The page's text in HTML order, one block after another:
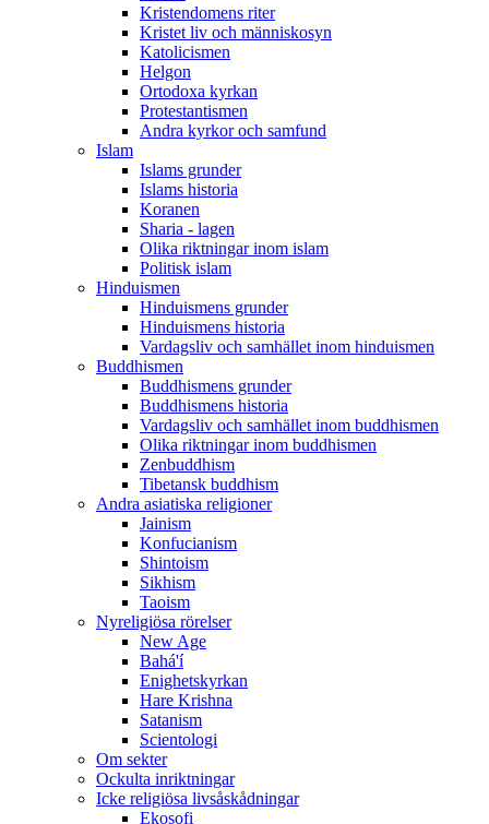
Kristendomens riter
Kristet liv och människosyn
Katolicismen
Helgon
Ortodoxa kyrkan
Protestantismen
Andra kyrkor och samfund
Islam
Islams grunder
Islams historia
Koranen
Sharia - lagen
Olika riktningar inom islam
Politisk islam
Hinduismen
Hinduismens grunder
Hinduismens historia
Vardagsliv och samhället inom hinduismen
Buddhismen
Buddhismens grunder
Buddhismens historia
Vardagsliv och samhället inom buddhismen
Olika riktningar inom buddhismen
Zenbuddhism
Tibetansk buddhism
Andra asiatiska religioner
Jainism
Konfucianism
Shintoism
Sikhism
Taoism
Nyreligiösa rörelser
New Age
Bahá'í
Enighetskyrkan
Hare Krishna
Satanism
Scientologi
Om sekter
Ockulta inriktningar
Icke religiösa livsåskådningar
Ekosofi